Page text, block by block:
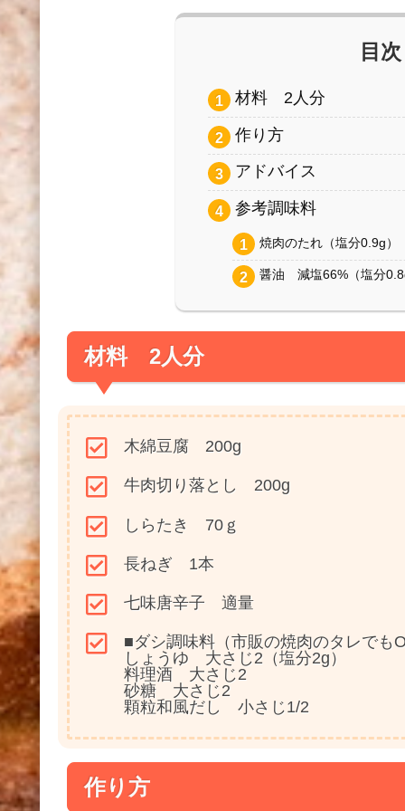
目次
材料 2人分
作り方
アドバイス
参考調味料
焼肉のたれ（塩分0.9g）
醤油 減塩66%（塩分
材料 2人分
木綿豆腐 200g
牛肉切り落とし 200g
しらたき 70ｇ
長ねぎ 1本
七味唐辛子 適量
■ダシ調味料（市販の焼肉のタレでも
しょうゆ 大さじ2（塩分2g）
料理酒 大さじ2
砂糖 大さじ2
顆粒和風だし 小さじ1/2
作り方